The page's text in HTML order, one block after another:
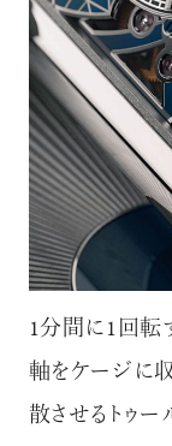
1分間に1回転
軸をケージに
散させるトゥ